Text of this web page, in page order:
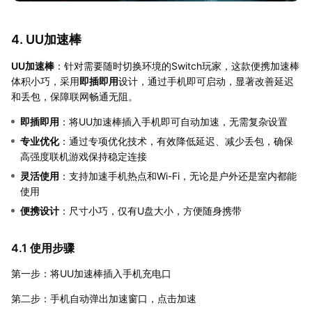
4. UU加速棒
UU加速棒 ：针对需要随时切换环境的Switch玩家，这款便携加速棒
体积小巧，采用即插即用设计，通过手机即可启动，显著改善延迟
和丢包，保障联网畅通无阻。
即插即用 ：将UU加速棒插入手机即可自动加速，无需复杂设置
专业优化：通过专项优化技术，有效降低延迟、减少丢包，确保
高强度联机游戏保持稳定连接
灵活使用 ：支持加速手机热点和Wi-Fi，无论是户外还是室内都能
使用
便携设计 ：尺寸小巧，仅有U盘大小，方便随身携带
4.1 使用步骤
第一步：将UU加速棒插入手机充电口
第二步：手机自动弹出加速窗口，点击加速